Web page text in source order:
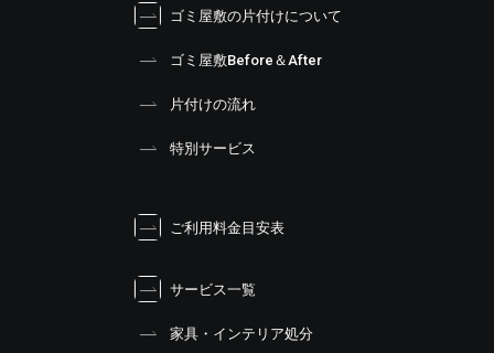
ゴミ屋敷の片付けについて
ゴミ屋敷Before＆After
片付けの流れ
特別サービス
ご利用料金目安表
サービス一覧
家具・インテリア処分